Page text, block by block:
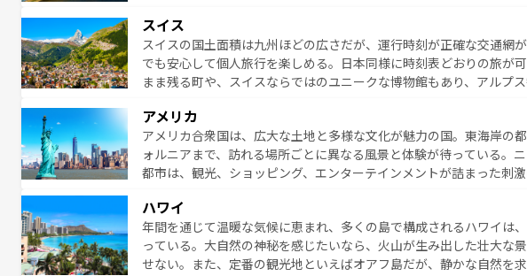
お、新着のイギリス情報は
スイス
スイスの国土面積は九州ほどの広さだが、運行時刻が正確な交通網
でも安心して個人旅行を楽しめる。日本同様に時刻表どおりの旅が
まま残る町や、スイスならではのユニークな博物館もあり、アルプ
ービスもあり、うまく活用すれば市内交通費無料で観光を楽しむこともできる
のスイス情報はコンテンツ一覧 を参照してほしい。
アメリカ
アメリカ合衆国は、広大な土地と多様な文化が魅力の国。東海岸の
ォルニアまで、訪れる場所ごとに異なる風景と体験が待っている。
都市は、観光、ショッピング、エンターテインメントが詰まった刺
絶景が堪能できる。さらに、南部のニューオーリンズでは、音楽と美
が魅力。旅行者はアメリカの各地域で異なる魅力を楽しみながら、
感じることができるだろう。車でのロードトリップや列車の旅も、
旅のスタイルだ。 なお、新着のアメリカ情報はコンテンツ一覧を参
ハワイ
年間を通じて温暖な気候に恵まれ、多くの島で構成されるハワイは
っている。大自然の神秘を感じたいなら、火山が生み出した壮大な
せない。また、定番の観光地といえばオアフ島だが、静かな自然を